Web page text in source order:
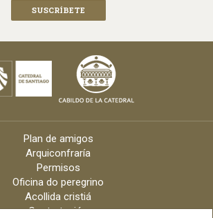
Plan de amigos
Arquiconfraría
Permisos
Oficina do peregrino
Acollida cristiá
Contratación